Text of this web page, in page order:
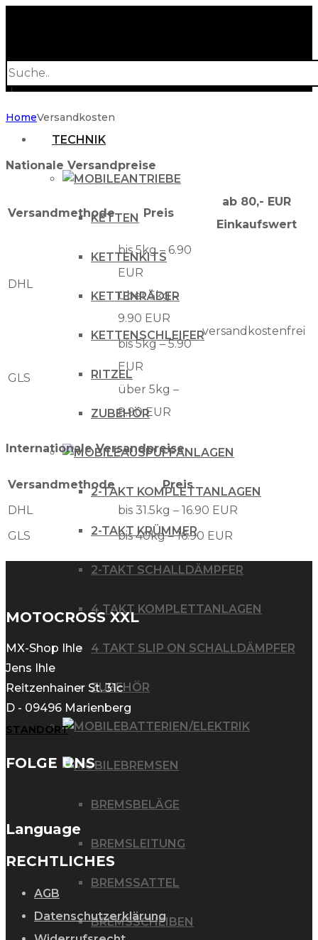
search
TECHNIK
ANTRIEBE
KETTEN
KETTENKITS
KETTENRÄDER
KETTENSCHLEIFER
RITZEL
ZUBEHÖR
AUSPUFFANLAGEN
2-TAKT KOMPLETTANLAGEN
2-TAKT KRÜMMER
2-TAKT SCHALLDÄMPFER
4 TAKT KOMPLETTANLAGEN
4 TAKT SLIP ON SCHALLDÄMPFER
ZUBEHÖR
BATTERIEN/ELEKTRIK
BREMSEN
BREMSBELÄGE
BREMSLEITUNG
BREMSSATTEL
BREMSSCHEIBEN
HomeVersandkosten
Nationale Versandpreise
Versandmethode Preis
ab 80,- EUR
Einkaufswert
DHL
bis 5kg – 6.90
EUR
über 5kg –
9.90 EUR
versandkostenfrei
GLS
bis 5kg – 5.90
EUR
über 5kg –
8.90 EUR
Internationale Versandpreise
Versandmethode
Preis
DHL
bis 31.5kg – 16.90 EUR
GLS
bis 40kg – 16.90 EUR
MOTOCROSS XXL
MX-Shop Ihle
Jens Ihle
Reitzenhainer St. 31c
D - 09496 Marienberg
STANDORT
FOLGE UNS
Language
RECHTLICHES
AGB
Datenschutzerklärung